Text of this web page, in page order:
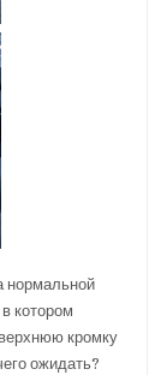
нормальной
котором
кромку
ожидать?